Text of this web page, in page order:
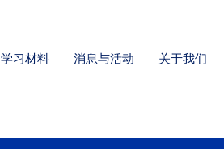
学习材料 消息与活动 关于我们